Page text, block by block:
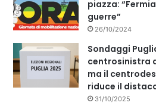
piazza:
guerre”
26/10/2024
Sondaggi
centrosinistra
ma il
riduce il
31/10/2025